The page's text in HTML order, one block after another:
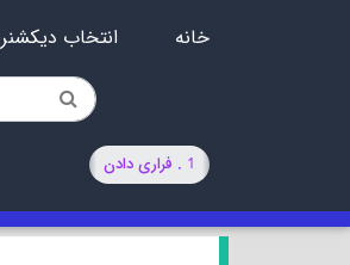
خانه انتخاب
1 . فراری دادن